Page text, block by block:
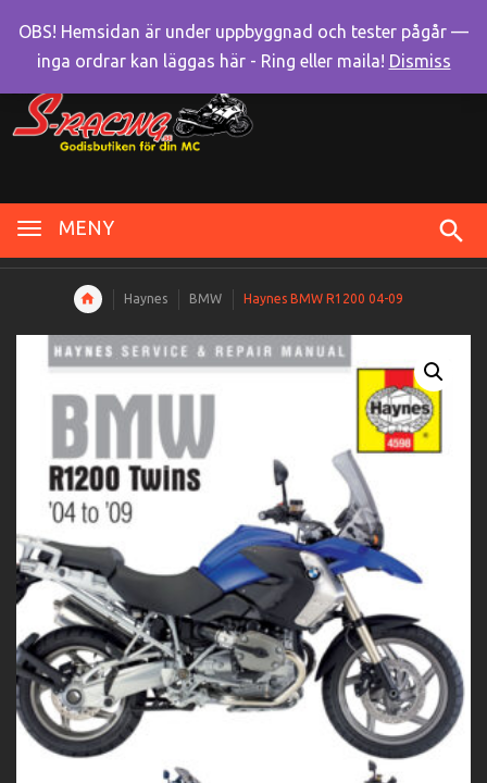
MENY
Haynes BMW Haynes BMW R1200 04-09
OBS! Hemsidan är under uppbyggnad och tester pågår —
inga ordrar kan läggas här - Ring eller maila! Dismiss